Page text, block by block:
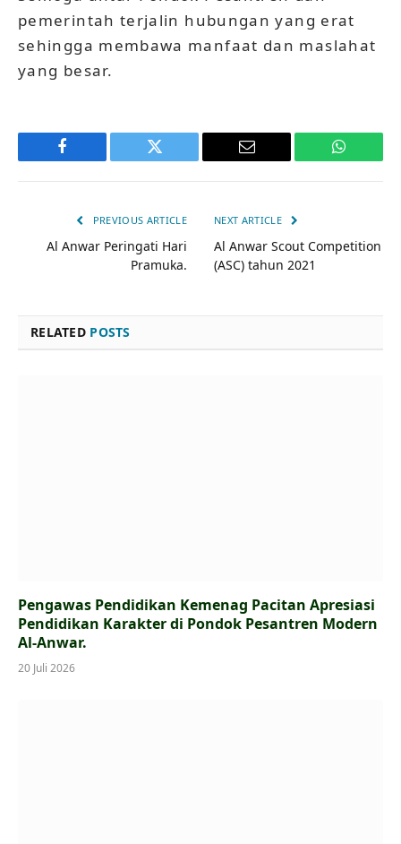
pemerintah terjalin hubungan yang erat
sehingga membawa manfaat dan maslahat
yang besar.
Facebook Twitter Email
PREVIOUS ARTICLE
Al Anwar Peringati Hari
Pramuka.
NEXT ARTICLE
Al Anwar Scout Competition
(ASC) tahun 2021
RELATED POSTS
Pengawas Pendidikan Kemenag Pacitan Apresiasi
Pendidikan Karakter di Pondok Pesantren Modern
Al-Anwar.
20 Juli 2026